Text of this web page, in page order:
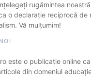
rugămintea
o declarație reciprocă de
Vă mulțumim!
este o publicație online
din domeniul